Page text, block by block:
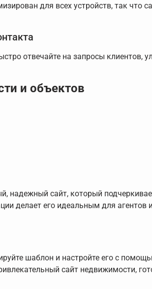
для всех устройств, так что
отвечайте на запросы клиентов,
и объектов
надежный сайт, который
делает его идеальным для агентов и
шаблон и настройте его с
сайт недвижимости,